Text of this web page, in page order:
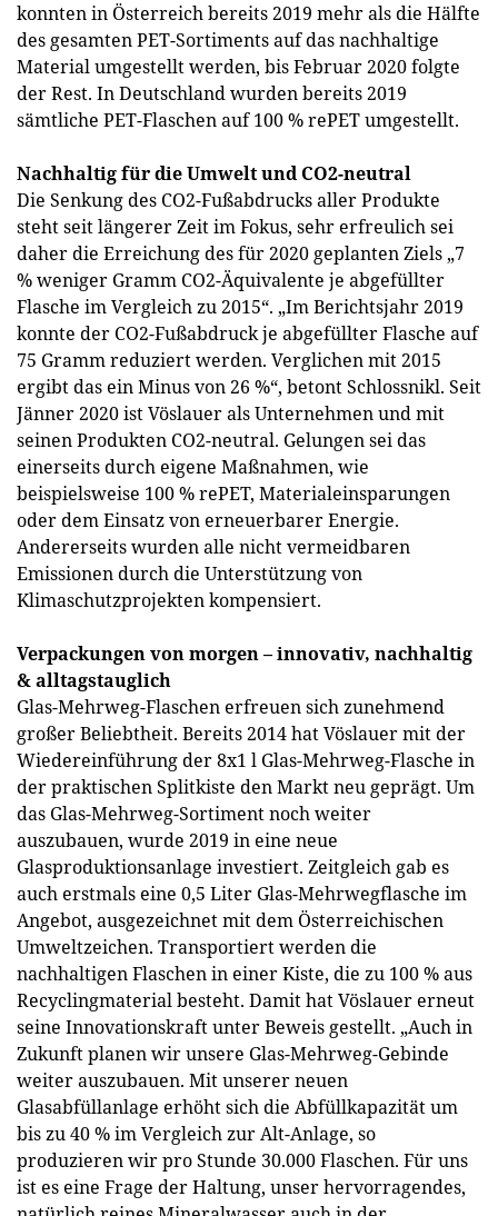
konnten in Österreich bereits 2019 mehr als die Hälfte
des gesamten PET-Sortiments auf das nachhaltige
Material umgestellt werden, bis Februar 2020 folgte
der Rest. In Deutschland wurden bereits 2019
sämtliche PET-Flaschen auf 100 % rePET umgestellt.
Nachhaltig für die Umwelt und CO2-neutral
Die Senkung des CO2-Fußabdrucks aller Produkte
steht seit längerer Zeit im Fokus, sehr erfreulich sei
daher die Erreichung des für 2020 geplanten Ziels „7
% weniger Gramm CO2-Äquivalente je abgefüllter
Flasche im Vergleich zu 2015“. „Im Berichtsjahr 2019
konnte der CO2-Fußabdruck je abgefüllter Flasche auf
75 Gramm reduziert werden. Verglichen mit 2015
ergibt das ein Minus von 26 %“, betont Schlossnikl. Seit
Jänner 2020 ist Vöslauer als Unternehmen und mit
seinen Produkten CO2-neutral. Gelungen sei das
einerseits durch eigene Maßnahmen, wie
beispielsweise 100 % rePET, Materialeinsparungen
oder dem Einsatz von erneuerbarer Energie.
Andererseits wurden alle nicht vermeidbaren
Emissionen durch die Unterstützung von
Klimaschutzprojekten kompensiert.
Verpackungen von morgen – innovativ, nachhaltig
& alltagstauglich
Glas-Mehrweg-Flaschen erfreuen sich zunehmend
großer Beliebtheit. Bereits 2014 hat Vöslauer mit der
Wiedereinführung der 8x1 l Glas-Mehrweg-Flasche in
der praktischen Splitkiste den Markt neu geprägt. Um
das Glas-Mehrweg-Sortiment noch weiter
auszubauen, wurde 2019 in eine neue
Glasproduktionsanlage investiert. Zeitgleich gab es
auch erstmals eine 0,5 Liter Glas-Mehrwegflasche im
Angebot, ausgezeichnet mit dem Österreichischen
Umweltzeichen. Transportiert werden die
nachhaltigen Flaschen in einer Kiste, die zu 100 % aus
Recyclingmaterial besteht. Damit hat Vöslauer erneut
seine Innovationskraft unter Beweis gestellt. „Auch in
Zukunft planen wir unsere Glas-Mehrweg-Gebinde
weiter auszubauen. Mit unserer neuen
Glasabfüllanlage erhöht sich die Abfüllkapazität um
bis zu 40 % im Vergleich zur Alt-Anlage, so
produzieren wir pro Stunde 30.000 Flaschen. Für uns
ist es eine Frage der Haltung, unser hervorragendes,